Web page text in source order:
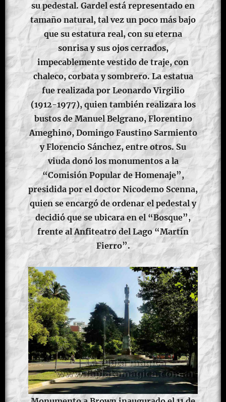
su pedestal. Gardel está representado en
tamaño natural, tal vez un poco más bajo
que su estatura real, con su eterna
sonrisa y sus ojos cerrados,
impecablemente vestido de traje, con
chaleco, corbata y sombrero. La estatua
fue realizada por Leonardo Virgilio
(1912-1977), quien también realizara los
bustos de Manuel Belgrano, Florentino
Ameghino, Domingo Faustino Sarmiento
y Florencio Sánchez, entre otros. Su
viuda donó los monumentos a la
“Comisión Popular de Homenaje”,
presidida por el doctor Nicodemo Scenna,
quien se encargó de ordenar el pedestal y
decidió que se ubicara en el “Bosque”,
frente al Anfiteatro del Lago “Martín
Fierro”.